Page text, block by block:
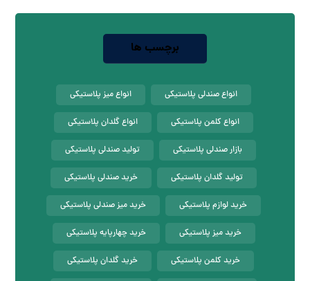
برچسب ها
انواع صندلی پلاستیکی انواع میز پلاستیکی
انواع کلمن پلاستیکی انواع گلدان پلاستیکی
بازار صندلی پلاستیکی تولید صندلی پلاستیکی
تولید گلدان پلاستیکی خرید صندلی پلاستیکی
خرید لوازم پلاستیکی خرید میز صندلی پلاستیکی
خرید میز پلاستیکی خرید چهارپایه پلاستیکی
خرید کلمن پلاستیکی خرید گلدان پلاستیکی